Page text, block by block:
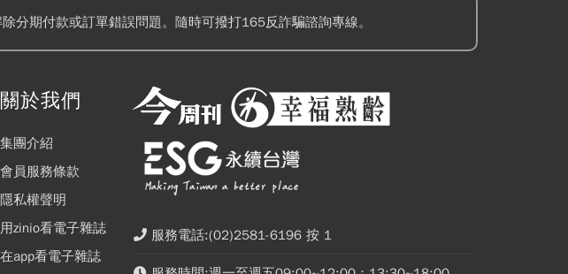
分期付款或訂單錯誤問題。隨時可撥打165反詐騙諮詢專線。
關於我們
集團介紹
會員服務條款
隱私權聲明
用zinio看電子雜誌
在app看電子雜誌
服務電話:(02)2581-6196 按 1